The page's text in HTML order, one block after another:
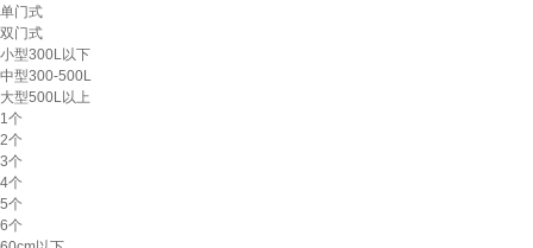
单门式
双门式
小型300L以下
中型300-500L
大型500L以上
1个
2个
3个
4个
5个
6个